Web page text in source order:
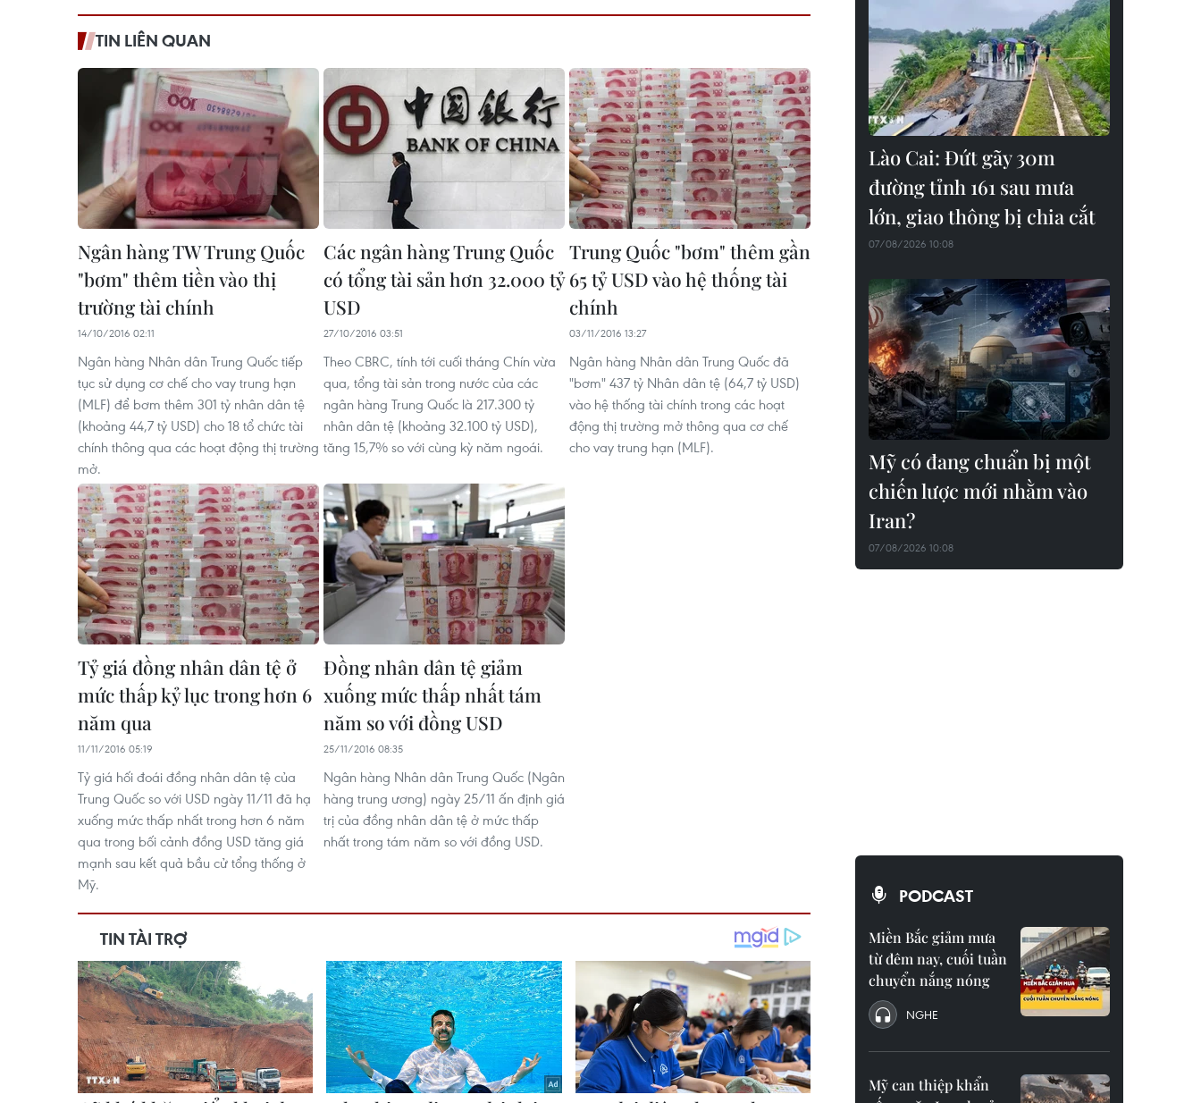
TIN LIÊN QUAN
Ngân hàng TW Trung Quốc
"bơm" thêm tiền vào thị
trường tài chính
14/10/2016 02:11
Ngân hàng Nhân dân Trung Quốc tiếp
tục sử dụng cơ chế cho vay trung hạn
(MLF) để bơm thêm 301 tỷ nhân dân tệ
(khoảng 44,7 tỷ USD) cho 18 tổ chức tài
chính thông qua các hoạt động thị trường
mở.
Các ngân hàng Trung Quốc
có tổng tài sản hơn 32.000 tỷ
USD
27/10/2016 03:51
Theo CBRC, tính tới cuối tháng Chín vừa
qua, tổng tài sản trong nước của các
ngân hàng Trung Quốc là 217.300 tỷ
nhân dân tệ (khoảng 32.100 tỷ USD),
tăng 15,7% so với cùng kỳ năm ngoái.
Trung Quốc "bơm" thêm gần
65 tỷ USD vào hệ thống tài
chính
03/11/2016 13:27
Ngân hàng Nhân dân Trung Quốc đã
"bơm" 437 tỷ Nhân dân tệ (64,7 tỷ USD)
vào hệ thống tài chính trong các hoạt
động thị trường mở thông qua cơ chế
cho vay trung hạn (MLF).
Tỷ giá đồng nhân dân tệ ở
mức thấp kỷ lục trong hơn 6
năm qua
11/11/2016 05:19
Tỷ giá hối đoái đồng nhân dân tệ của
Trung Quốc so với USD ngày 11/11 đã hạ
xuống mức thấp nhất trong hơn 6 năm
qua trong bối cảnh đồng USD tăng giá
mạnh sau kết quả bầu cử tổng thống ở
Mỹ.
Đồng nhân dân tệ giảm
xuống mức thấp nhất tám
năm so với đồng USD
25/11/2016 08:35
Ngân hàng Nhân dân Trung Quốc (Ngân
hàng trung ương) ngày 25/11 ấn định giá
trị của đồng nhân dân tệ ở mức thấp
nhất trong tám năm so với đồng USD.
Lào Cai: Đứt gãy 30m
đường tỉnh 161 sau mưa
lớn, giao thông bị chia cắt
07/08/2026 10:08
Mỹ có đang chuẩn bị một
chiến lược mới nhằm vào
Iran?
07/08/2026 10:08
PODCAST
Miền Bắc giảm mưa
từ đêm nay, cuối tuần
chuyển nắng nóng
NGHE
Mỹ can thiệp khẩn